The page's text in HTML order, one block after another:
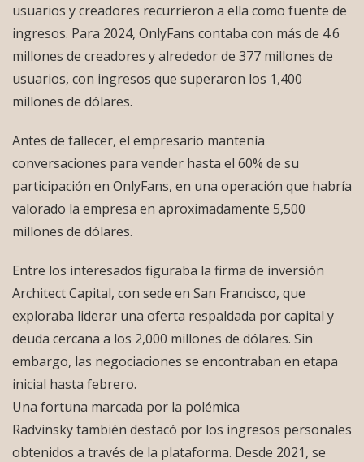
usuarios y creadores recurrieron a ella como fuente de
ingresos. Para 2024, OnlyFans contaba con más de 4.6
millones de creadores y alrededor de 377 millones de
usuarios, con ingresos que superaron los 1,400
millones de dólares.
Antes de fallecer, el empresario mantenía
conversaciones para vender hasta el 60% de su
participación en OnlyFans, en una operación que habría
valorado la empresa en aproximadamente 5,500
millones de dólares.
Entre los interesados figuraba la firma de inversión
Architect Capital, con sede en San Francisco, que
exploraba liderar una oferta respaldada por capital y
deuda cercana a los 2,000 millones de dólares. Sin
embargo, las negociaciones se encontraban en etapa
inicial hasta febrero.
Una fortuna marcada por la polémica
Radvinsky también destacó por los ingresos personales
obtenidos a través de la plataforma. Desde 2021, se